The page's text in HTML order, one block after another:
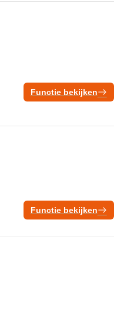
Functie bekijken
Functie bekijken